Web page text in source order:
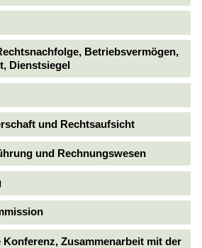
Betriebsvermögen,
Dienstsiegel
und Rechtsaufsicht
und Rechnungswesen
Konferenz, Zusammenarbeit mit der